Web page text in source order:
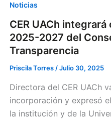
Noticias
CER UACh integrará
2025-2027 del
Transparencia
Priscila Torres/Julio 30, 2025
Directora del CER UACh
incorporación y expresó
la institución y de la